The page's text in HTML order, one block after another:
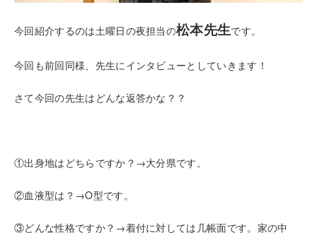
今回紹介するのは土曜日の夜担当の松本先生です。
今回も前回同様、先生にインタビューとしていきます！
さて今回の先生はどんな返答かな？？
①出身地はどちらですか？→大分県です。
②血液型は？→O型です。
③どんな性格ですか？→着付に対しては几帳面です。家の中